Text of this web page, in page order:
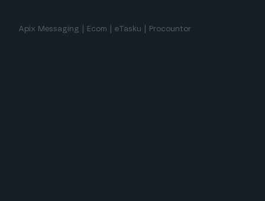
Apix Messaging Ecom eTasku Procountor